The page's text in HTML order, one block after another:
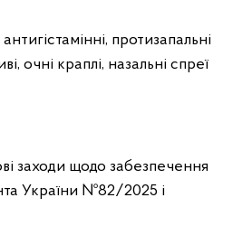
протизапальні
очні краплі, назальні спреї
заходи щодо забезпечення
України №82/2025 і